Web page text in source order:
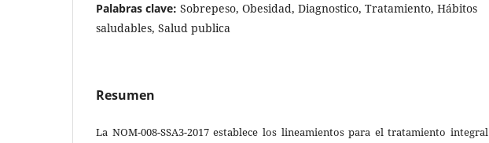
Palabras clave: Sobrepeso, Obesidad, Diagnostico, Tratamiento, Hábitos
saludables, Salud publica
Resumen
La NOM-008-SSA3-2017 establece los lineamientos para el tratamiento integral